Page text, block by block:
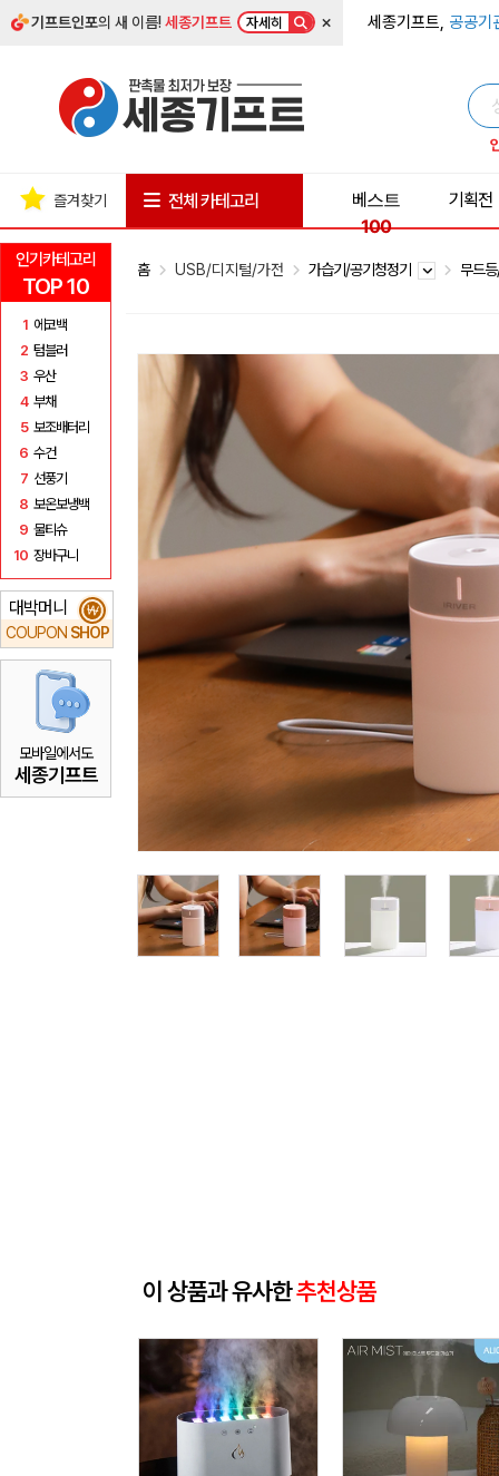
기프트인포의 새 이름!세종기프트 자세히 × 세종기프트, 공공기
인기카테고리
TOP 10
1 에코백
2 텀블러
3 우산
4 부채
5 보조배터리
6 수건
7 선풍기
8 보온보냉백
9 물티슈
10 장바구니
대박머니
COUPON SHOP
₩
모바일에서도
세종기프트
즐겨찾기 전체 카테고리
베스트
100
기획전
홈 USB/디지털/가전 가습기/공기청정기 무드
이 상품과 유사한추천상품